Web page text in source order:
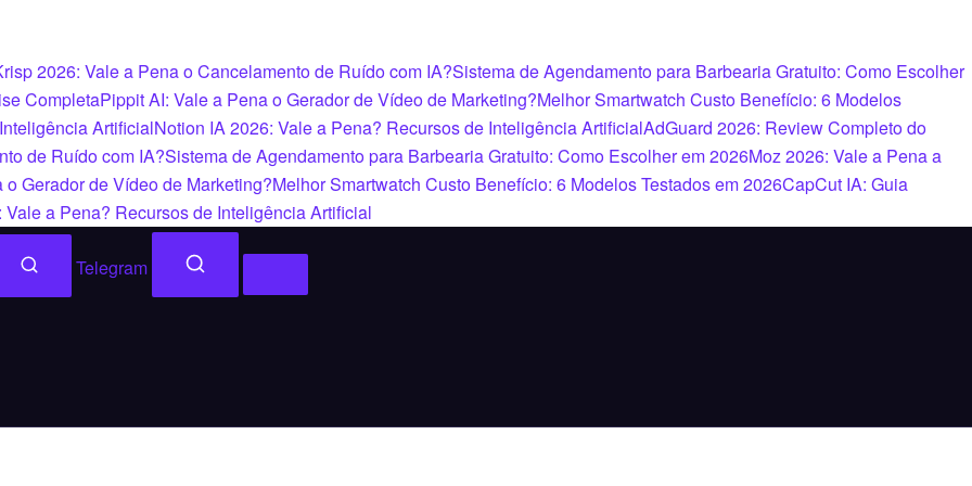
2026: Vale a Pena o Cancelamento de Ruído com IA?Sistema de Agendamento para Barbearia Gratuito: Como Escolher
CompletaPippit AI: Vale a Pena o Gerador de Vídeo de Marketing?Melhor Smartwatch Custo Benefício: 6 Modelos
ArtificialNotion IA 2026: Vale a Pena? Recursos de Inteligência ArtificialAdGuard 2026: Review Completo do
de Ruído com IA?Sistema de Agendamento para Barbearia Gratuito: Como Escolher em 2026Moz 2026: Vale a Pena a
Gerador de Vídeo de Marketing?Melhor Smartwatch Custo Benefício: 6 Modelos Testados em 2026CapCut IA: Guia
Vale a Pena? Recursos de Inteligência Artificial
Telegram